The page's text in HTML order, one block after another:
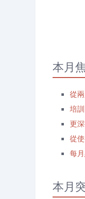
本月
從
培
更
從
每
本月